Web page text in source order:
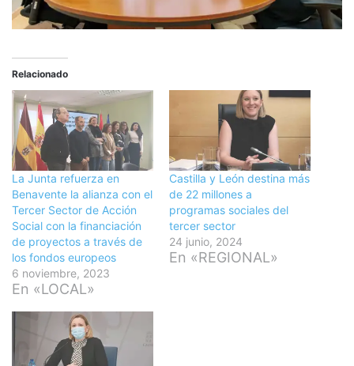
Relacionado
La Junta refuerza en
Benavente la alianza con el
Tercer Sector de Acción
Social con la financiación
de proyectos a través de
los fondos europeos
6 noviembre, 2023
En «LOCAL»
Castilla y León destina más
de 22 millones a
programas sociales del
tercer sector
24 junio, 2024
En «REGIONAL»